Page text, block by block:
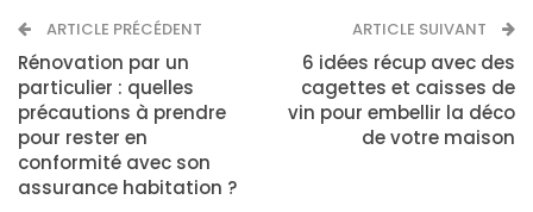
ARTICLE PRÉCÉDENT
Rénovation par un
particulier : quelles
précautions à prendre
pour rester en
conformité avec son
assurance habitation ?
ARTICLE SUIVANT
6 idées récup avec des
cagettes et caisses de
vin pour embellir la déco
de votre maison